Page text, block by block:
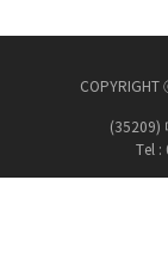
COPYRIGHT
(35209)
Tel :